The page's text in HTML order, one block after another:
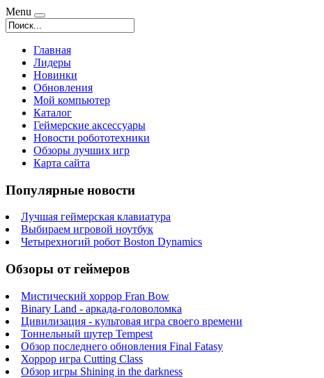
Menu
Главная
Лидеры
Новинки
Обновления
Мой компьютер
Каталог
Геймерские аксессуары
Новости робототехники
Обзоры лучших игр
Карта сайта
Популярные новости
Лучшая геймерская клавиатура
Выбираем игровой ноутбук
Четырехногий робот Boston Dynamics
Обзоры от геймеров
Мистический хоррор Fran Bow
Binary Land - аркада-головоломка
Цивилизация - культовая игра своего времени
Тоннельный шутер Tempest
Обзор последнего обновления Final Fatasy
Хоррор игра Cutting Class
Обзор игры Shining in the darkness